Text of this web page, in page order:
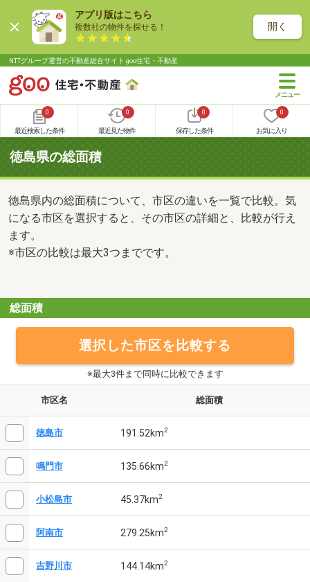
アプリ版はこちら
複数社の物件を探せる！ 開く
NTTグループ運営の不動産総合サイト goo住宅・不動産
0
最近検索した条件
0
最近見た物件
0
保存した条件
0
お気に入り
徳島県の総面積
徳島県内の総面積について、市区の違いを一覧で比較。気
になる市区を選択すると、その市区の詳細と、比較が行え
ます。
※市区の比較は最大3つまでです。
総面積
選択した市区を比較する
※最大3件まで同時に比較できます
市区名 総面積
徳島市 191.52km2
鳴門市 135.66km2
小松島市 45.37km2
阿南市 279.25km2
吉野川市 144.14km2